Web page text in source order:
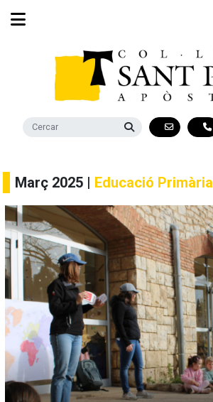
Març 2025 | Educació Primària